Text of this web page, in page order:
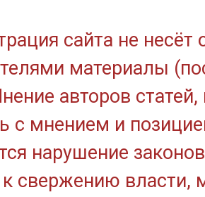
сайта не
материалы
авторов
с мнением и
нарушение
свержению власти,